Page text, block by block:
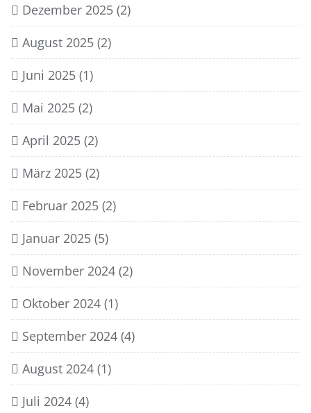
Dezember 2025 (2)
August 2025 (2)
Juni 2025 (1)
Mai 2025 (2)
April 2025 (2)
März 2025 (2)
Februar 2025 (2)
Januar 2025 (5)
November 2024 (2)
Oktober 2024 (1)
September 2024 (4)
August 2024 (1)
Juli 2024 (4)